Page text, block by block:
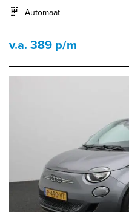
Automaat
v.a. 389 p/m